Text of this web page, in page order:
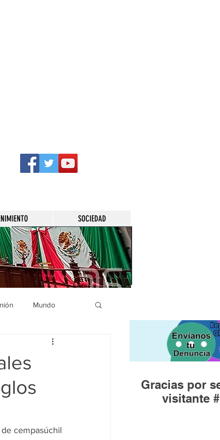
SOCIEDAD
Mundo
Municipios
Huandacareo
cempasúchil
Gracias por
visitante #